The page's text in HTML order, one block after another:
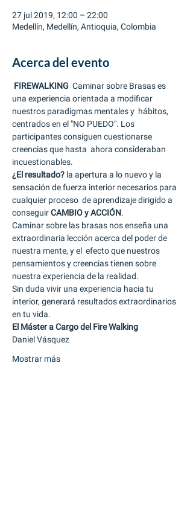
27 jul 2019, 12:00 – 22:00
Medellín, Medellín, Antioquia, Colombia
Acerca del evento
FIREWALKING Caminar sobre Brasas es
una experiencia orientada a modificar
nuestros paradigmas mentales y  hábitos,
centrados en el "NO PUEDO". Los
participantes consiguen cuestionarse
creencias que hasta  ahora consideraban
incuestionables.
¿El resultado? la apertura a lo nuevo y la
sensación de fuerza interior necesarios para
cualquier proceso  de aprendizaje dirigido a
conseguir CAMBIO y ACCIÓN.
Caminar sobre las brasas nos enseña una
extraordinaria lección acerca del poder de
nuestra mente, y el  efecto que nuestros
pensamientos y creencias tienen sobre
nuestra experiencia de la realidad.
Sin duda vivir una experiencia hacia tu
interior, generará resultados extraordinarios
en tu vida.
El Máster a Cargo del Fire Walking
Daniel Vásquez
Mostrar más